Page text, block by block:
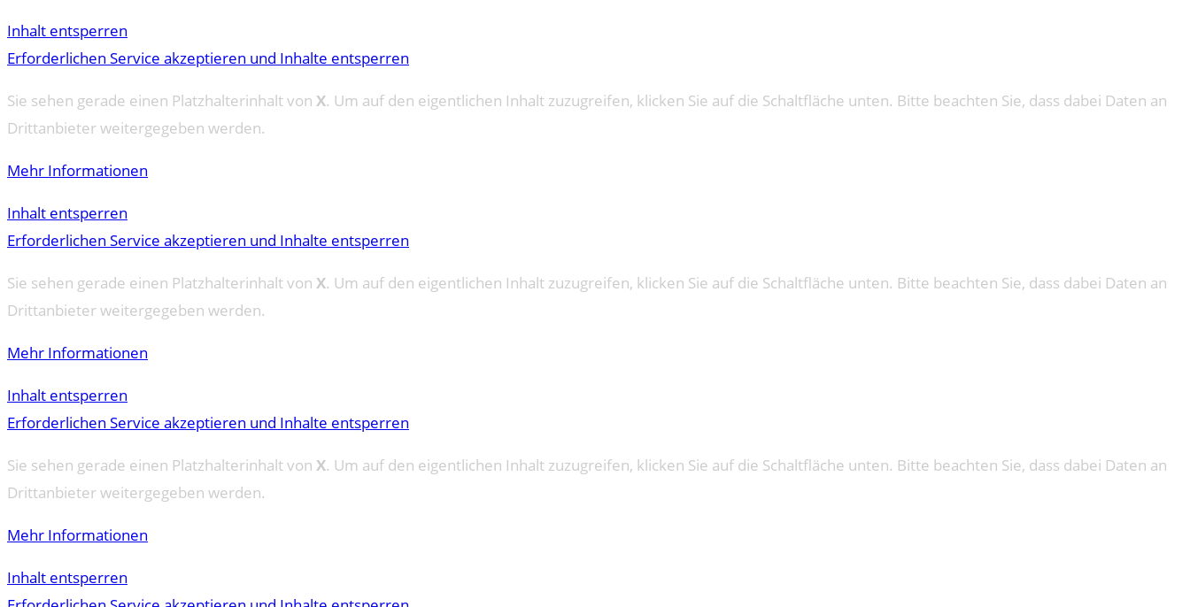
Inhalt entsperren
Erforderlichen Service akzeptieren und Inhalte entsperren
Sie sehen gerade einen Platzhalterinhalt von X. Um auf den eigentlichen Inhalt zuzugreifen, klicken Sie auf die Schaltfläche unten. Bitte beachten Sie, dass dabei Daten an
Drittanbieter weitergegeben werden.
Mehr Informationen
Inhalt entsperren
Erforderlichen Service akzeptieren und Inhalte entsperren
Sie sehen gerade einen Platzhalterinhalt von X. Um auf den eigentlichen Inhalt zuzugreifen, klicken Sie auf die Schaltfläche unten. Bitte beachten Sie, dass dabei Daten an
Drittanbieter weitergegeben werden.
Mehr Informationen
Inhalt entsperren
Erforderlichen Service akzeptieren und Inhalte entsperren
Sie sehen gerade einen Platzhalterinhalt von X. Um auf den eigentlichen Inhalt zuzugreifen, klicken Sie auf die Schaltfläche unten. Bitte beachten Sie, dass dabei Daten an
Drittanbieter weitergegeben werden.
Mehr Informationen
Inhalt entsperren